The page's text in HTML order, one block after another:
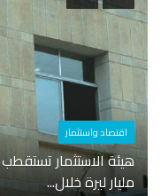
اقتصاد واستثمار
مليار ليرة خلال...